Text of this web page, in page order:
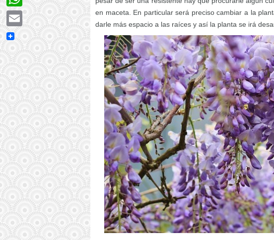
en maceta. En particular será preciso cambiar a la
darle más espacio a las raíces y así la planta se irá
WhatsApp
Email